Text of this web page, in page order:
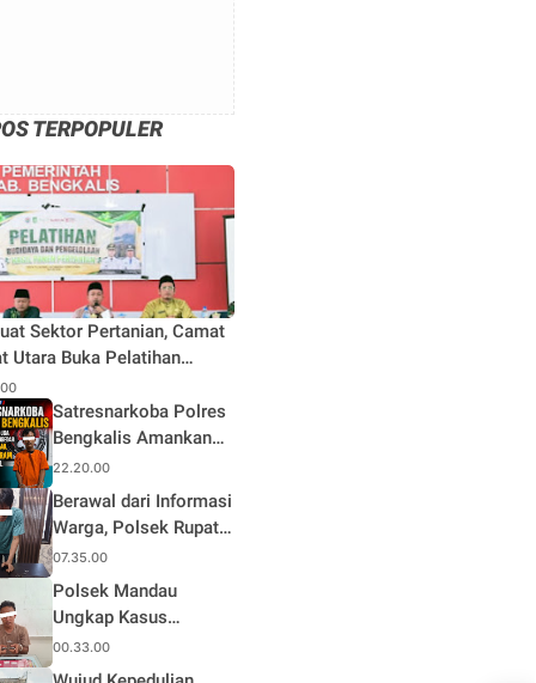
TERPOPULER
Sektor Pertanian, Camat
Utara Buka Pelatihan
dan Pengelolaan Hasil
Pertanian di Desa Teluk
Satresnarkoba Polres
Bengkalis Amankan
Terduga Pengedar
Sabu di Mandau, Sita
1,59 Gram Barang
Bukti
22.20.00
Berawal dari Informasi
Warga, Polsek Rupat
Ungkap Kasus Sabu
dan Amankan Seorang
Pria
07.35.00
Polsek Mandau
Ungkap Kasus
Narkotika, Seorang
Pria Diamankan
00.33.00